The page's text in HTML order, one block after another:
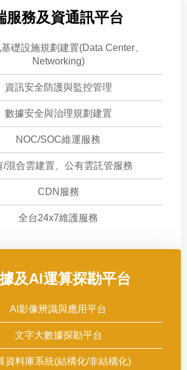
服務及資通訊平台
礎設施規劃建置(Data Center、
Networking)
資訊安全防護與監控管理
數據安全與治理規劃建置
NOC/SOC維運服務
/混合雲建置、公有雲託管服務
CDN服務
全台24x7維護服務
及AI運算探勘平台
AI影像辨識與應用平台
文字大數據探勘平台
資料庫系統(結構化/非結構化)